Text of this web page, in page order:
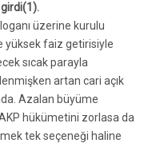
girdi(1).
üzerine kurulu
yüksek faiz getirisiyle
sıcak parayla
artan cari açık
Azalan büyüme
hükümetini zorlasa da
tek seçeneği haline